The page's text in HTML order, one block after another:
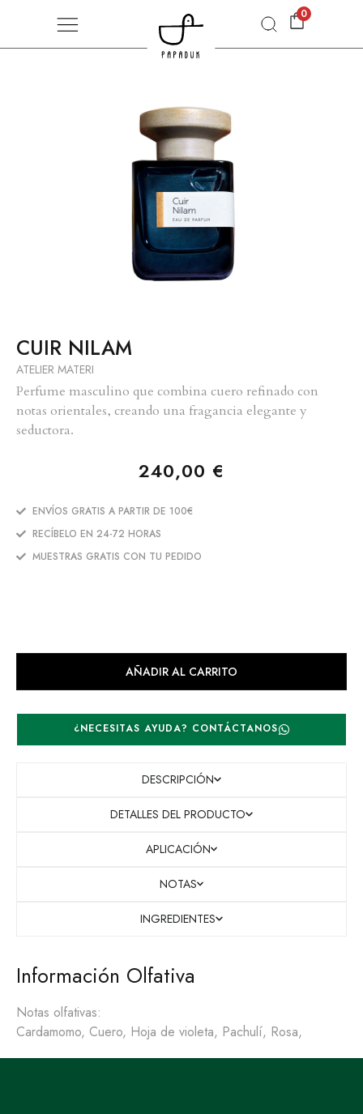
0
CUIR NILAM
ATELIER MATERI
Perfume masculino que combina cuero refinado con
notas orientales, creando una fragancia elegante y
seductora.
240,00 €
ENVÍOS GRATIS A PARTIR DE 100€
RECÍBELO EN 24-72 HORAS
MUESTRAS GRATIS CON TU PEDIDO
AÑADIR AL CARRITO
¿NECESITAS AYUDA? CONTÁCTANOS
DESCRIPCIÓN
DETALLES DEL PRODUCTO
APLICACIÓN
NOTAS
INGREDIENTES
Información Olfativa
Notas olfativas:
Cardamomo, Cuero, Hoja de violeta, Pachulí, Rosa,